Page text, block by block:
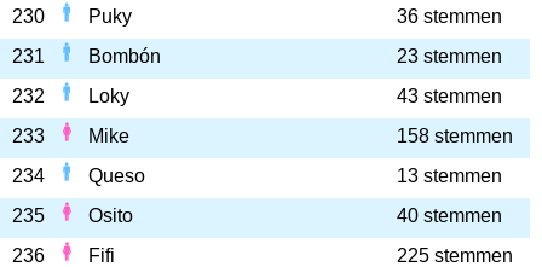
230
Puky
36 stemmen
231
Bombón
23 stemmen
232
Loky
43 stemmen
233
Mike
158 stemmen
234
Queso
13 stemmen
235
Osito
40 stemmen
236
Fifi
225 stemmen